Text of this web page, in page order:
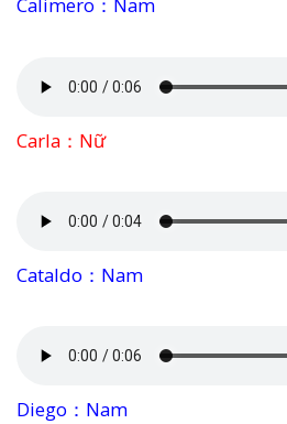
Calimero：Nam
Carla：Nữ
Cataldo：Nam
Diego：Nam